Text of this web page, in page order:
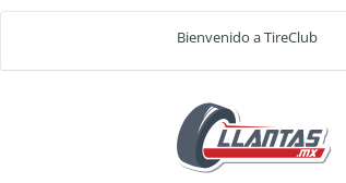
Bienvenido a TireClub